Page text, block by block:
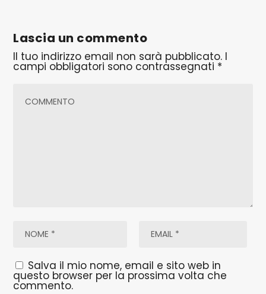
Lascia un commento
Il tuo indirizzo email non sarà pubblicato. I
campi obbligatori sono contrassegnati *
Salva il mio nome, email e sito web in
questo browser per la prossima volta che
commento.